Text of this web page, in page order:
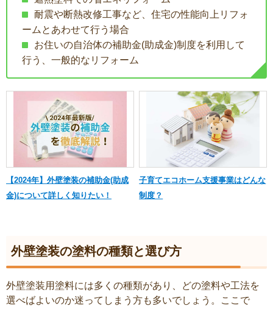
耐震や断熱改修工事など、住宅の性能向上リフォ
ームとあわせて行う場合
お住いの自治体の補助金(助成金)制度を利用して
行う、一般的なリフォーム
【2024年】外壁塗装の補助金(助成
金)について詳しく知りたい！
子育てエコホーム支援事業はどんな
制度？
外壁塗装の塗料の種類と選び方
外壁塗装用塗料には多くの種類があり、どの塗料や工法を
選べばよいのか迷ってしまう方も多いでしょう。ここで